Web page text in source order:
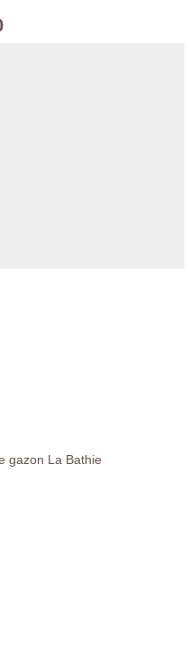
gazon La Bathie